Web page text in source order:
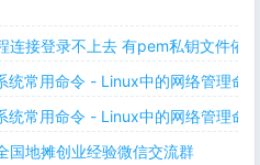
连接登录不上去 有pem私钥文件依
统常用命令 - Linux中的网络管理命
统常用命令 - Linux中的网络管理命
国地摊创业经验微信交流群